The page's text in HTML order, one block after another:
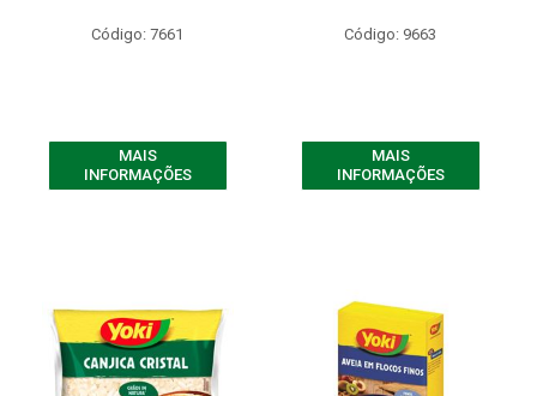
Código: 7661
MAIS
INFORMAÇÕES
Código: 9663
MAIS
INFORMAÇÕES